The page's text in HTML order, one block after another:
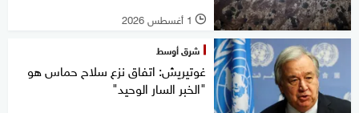
l 1 أغسطس 2026
شرق أوسط
غوتيريش: اتفاق نزع سلاح حماس هو
"الخبر السار الوحيد"